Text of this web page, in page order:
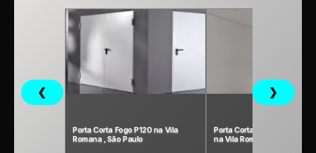
❮
Porta Corta Fogo P120 na Vila
Romana , São Paulo
Porta Corta Fogo P240
na Vila Romana, São Paulo
❯